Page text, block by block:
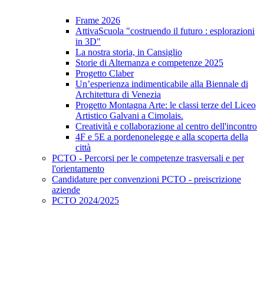
Frame 2026
AttivaScuola "costruendo il futuro : esplorazioni
in 3D"
La nostra storia, in Cansiglio
Storie di Alternanza e competenze 2025
Progetto Claber
Un’esperienza indimenticabile alla Biennale di
Architettura di Venezia
Progetto Montagna Arte: le classi terze del Liceo
Artistico Galvani a Cimolais.
Creatività e collaborazione al centro dell'incontro
4F e 5E a pordenonelegge e alla scoperta della
città
PCTO - Percorsi per le competenze trasversali e per
l'orientamento
Candidature per convenzioni PCTO - preiscrizione
aziende
PCTO 2024/2025